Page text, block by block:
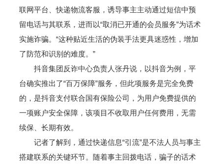
联网平台、快递物流客服，诱导事主主动通过短信中预
留电话与其联系，进而以“取消已开通的会员服务”为话术
实施诈骗。“这种贴近生活的伪装手法更具迷惑性，增加
了防范和识别的难度。”
抖音集团反诈中心负责人张丹说，以抖音为例，平
台确实推出了“百万保障”服务，但此项服务是完全免费
的，是抖音支付联合国有保险公司，为用户免费提供的
一项账户安全保障，该项目不收取用户任何费用，无需
续保、长期有效。
记者了解到，通过快递信息“引流”是不法人员与事主
搭建联系的关键环节。随着事主回拨电话，骗子的话术